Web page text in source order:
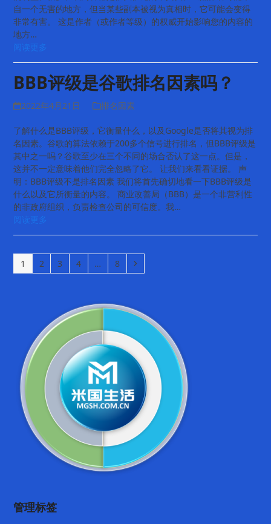
自一个无害的地方，但当某些副本被视为真相时，它可能会变得
非常有害。 这是作者（或作者等级）的权威开始影响您的内容的
地方…
阅读更多
BBB评级是谷歌排名因素吗？
2022年4月21日 排名因素
了解什么是BBB评级，它衡量什么，以及Google是否将其视为排
名因素。谷歌的算法依赖于200多个信号进行排名，但BBB评级是
其中之一吗？谷歌至少在三个不同的场合否认了这一点。但是，
这并不一定意味着他们完全忽略了它。 让我们来看看证据。 声
明：BBB评级不是排名因素 我们将首先确切地看一下BBB评级是
什么以及它所衡量的内容。 商业改善局（BBB）是一个非营利性
的非政府组织，负责检查公司的可信度。我…
阅读更多
Page
1 Page
2 Page
3 Page
4 … Page
8 Next
管理标签